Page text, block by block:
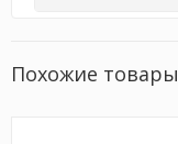
Похожие товары